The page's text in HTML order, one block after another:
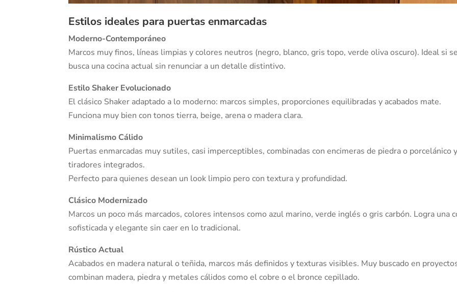
Estilos ideales para puertas enmarcadas
Moderno-Contemporáneo
Marcos muy finos, líneas limpias y colores neutros (negro, blanco, gris topo, verde oliva oscuro). Ideal si
busca una cocina actual sin renunciar a un detalle distintivo.
Estilo Shaker Evolucionado
El clásico Shaker adaptado a lo moderno: marcos simples, proporciones equilibradas y acabados mate.
Funciona muy bien con tonos tierra, beige, arena o madera clara.
Minimalismo Cálido
Puertas enmarcadas muy sutiles, casi imperceptibles, combinadas con encimeras de piedra o porcelánico
tiradores integrados.
Perfecto para quienes desean un look limpio pero con textura y profundidad.
Clásico Modernizado
Marcos un poco más marcados, colores intensos como azul marino, verde inglés o gris carbón. Logra una
sofisticada y elegante sin caer en lo tradicional.
Rústico Actual
Acabados en madera natural o teñida, marcos más definidos y texturas visibles. Muy buscado en
combinan madera, piedra y metales cálidos como el cobre o el bronce cepillado.